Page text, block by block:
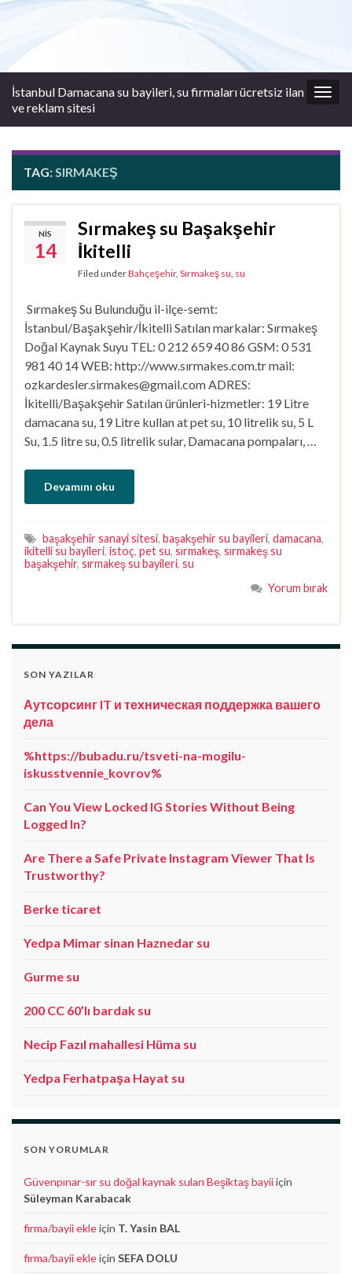
İstanbul Damacana su bayileri, su firmaları ücretsiz ilan
ve reklam sitesi
TAG:SIRMAKEŞ
NIS
14
Sırmakeş su Başakşehir
İkitelli
Filed underBahçeşehir, Sırmakeş su, su
Sırmakeş Su Bulunduğu il-ilçe-semt:
İstanbul/Başakşehir/İkitelli Satılan markalar: Sırmakeş
Doğal Kaynak Suyu TEL: 0 212 659 40 86 GSM: 0 531
981 40 14 WEB: http://www.sırmakes.com.tr mail:
ozkardesler.sirmakes@gmail.com ADRES:
İkitelli/Başakşehir Satılan ürünleri-hizmetler: 19 Litre
damacana su, 19 Litre kullan at pet su, 10 litrelik su, 5 L
Su, 1.5 litre su, 0.5 litrelik sular, Damacana pompaları, …
Devamını oku
başakşehir sanayi sitesi, başakşehir su bayileri, damacana,
ikitelli su bayileri, istoç, pet su, sırmakeş, sırmakeş su
başakşehir, sırmakeş su bayileri, su
Yorum bırak
SON YAZILAR
Аутсорсинг IT и техническая поддержка вашего
дела
%https://bubadu.ru/tsveti-na-mogilu-
iskusstvennie_kovrov%
Can You View Locked IG Stories Without Being
Logged In?
Are There a Safe Private Instagram Viewer That Is
Trustworthy?
Berke ticaret
Yedpa Mimar sinan Haznedar su
Gurme su
200 CC 60’lı bardak su
Necip Fazıl mahallesi Hüma su
Yedpa Ferhatpaşa Hayat su
SON YORUMLAR
Güvenpınar-sır su doğal kaynak suları Beşiktaş bayiiiçin
Süleyman Karabacak
firma/bayii ekleiçin T. Yasin BAL
firma/bayii ekleiçin SEFA DOLU